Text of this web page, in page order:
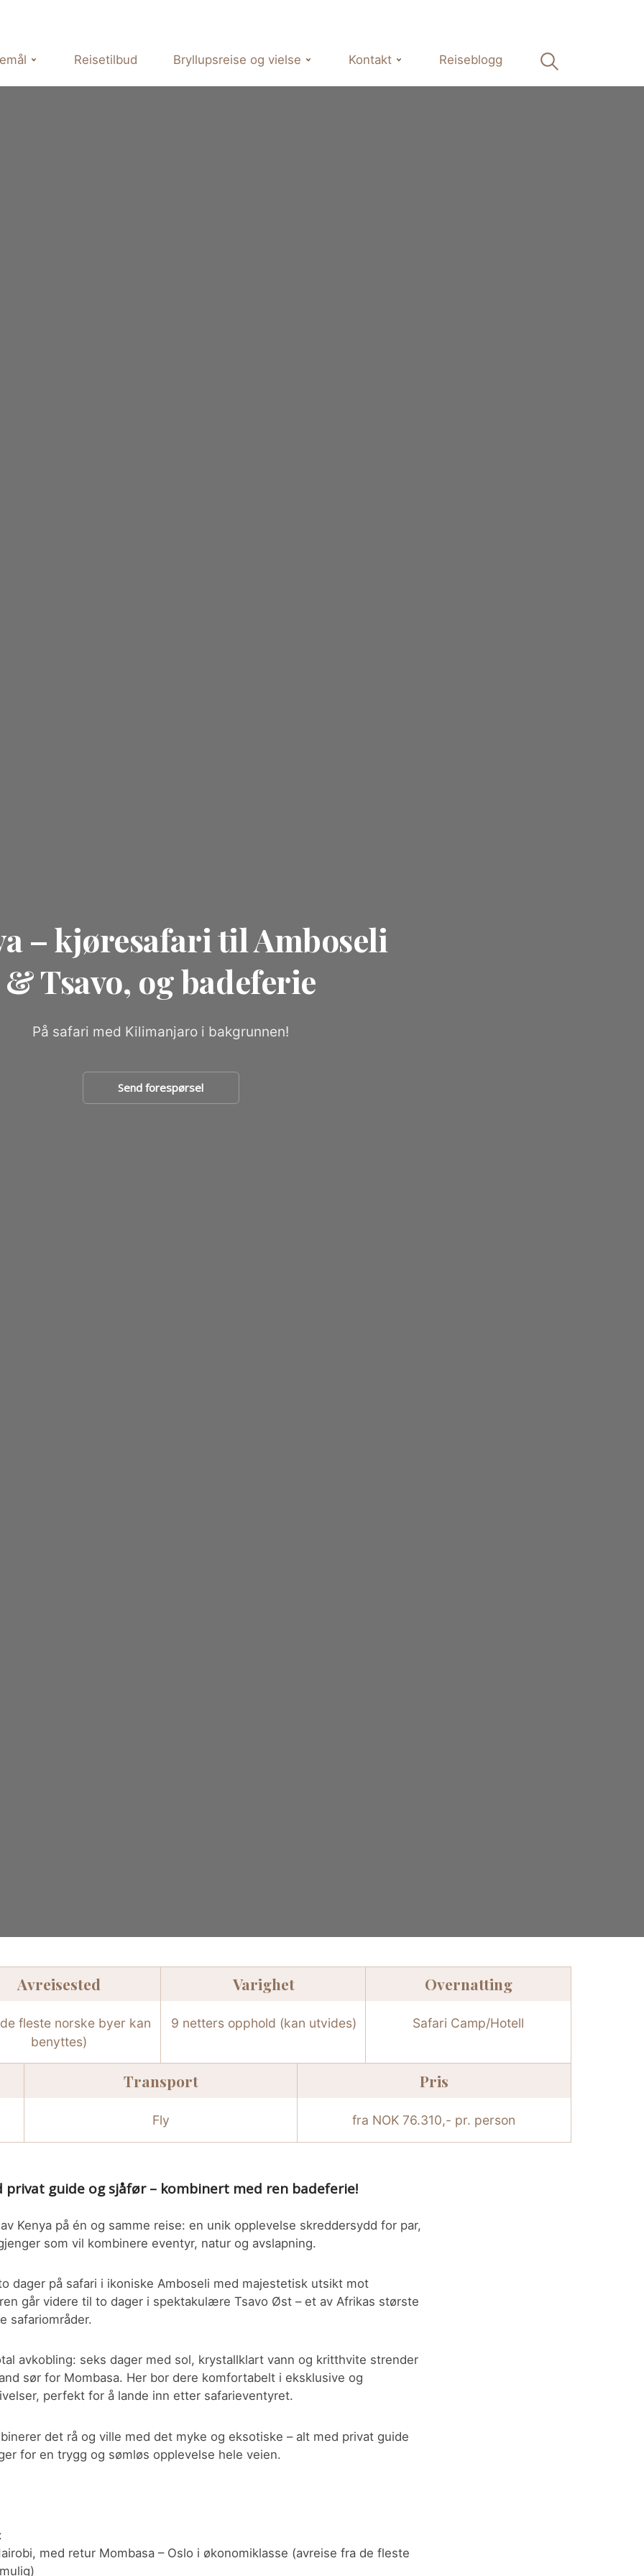
Reisetilbud Bryllupsreise og vielse Kontakt Reiseblogg
– kjøresafari til Amboseli
& Tsavo, og badeferie
På safari med Kilimanjaro i bakgrunnen!
Send forespørsel
Avreisested
fleste norske byer kan
benyttes)
Varighet
9 netters opphold (kan utvides)
Overnatting
Safari Camp/Hotell
Transport
Fly
Pris
fra NOK 76.310,- pr. person
privat guide og sjåfør – kombinert med ren badeferie!
Kenya på én og samme reise: en unik opplevelse skreddersydd for par,
som vil kombinere eventyr, natur og avslapning.
dager på safari i ikoniske Amboseli med majestetisk utsikt mot
går videre til to dager i spektakulære Tsavo Øst – et av Afrikas største
safariområder.
avkobling: seks dager med sol, krystallklart vann og kritthvite strender
sør for Mombasa. Her bor dere komfortabelt i eksklusive og
perfekt for å lande inn etter safarieventyret.
det rå og ville med det myke og eksotiske – alt med privat guide
for en trygg og sømløs opplevelse hele veien.
med retur Mombasa – Oslo i økonomiklasse (avreise fra de fleste